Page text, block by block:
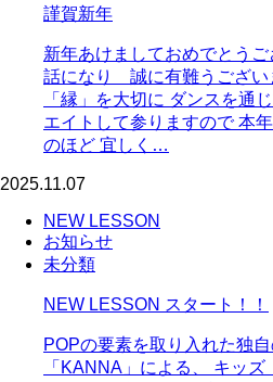
謹賀新年
新年あけましておめでとう
話になり 誠に有難うござい
「縁」を大切に ダンスを通
エイトして参りますので 本
のほど 宜しく…
2025.11.07
NEW LESSON
お知らせ
未分類
NEW LESSON スタート！！
POPの要素を取り入れた独
「KANNA」による、 キッ